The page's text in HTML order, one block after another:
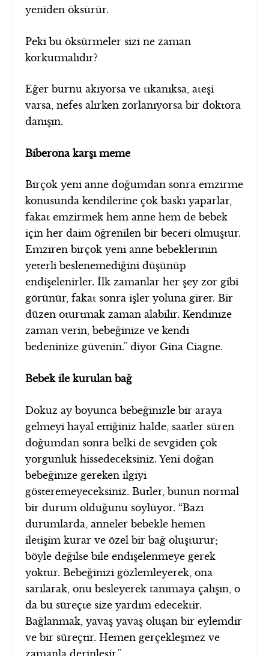
yeniden öksürür.
Peki bu öksürmeler sizi ne zaman
korkutmalıdır?
Eğer burnu akıyorsa ve tıkanıksa, ateşi
varsa, nefes alırken zorlanıyorsa bir doktora
danışın.
Biberona karşı meme
Birçok yeni anne doğumdan sonra emzirme
konusunda kendilerine çok baskı yaparlar,
fakat emzirmek hem anne hem de bebek
için her daim öğrenilen bir beceri olmuştur.
Emziren birçok yeni anne bebeklerinin
yeterli beslenemediğini düşünüp
endişelenirler. İlk zamanlar her şey zor gibi
görünür, fakat sonra işler yoluna girer. Bir
düzen oturtmak zaman alabilir. Kendinize
zaman verin, bebeğinize ve kendi
bedeninize güvenin.” diyor Gina Ciagne.
Bebek ile kurulan bağ
Dokuz ay boyunca bebeğinizle bir araya
gelmeyi hayal ettiğiniz halde, saatler süren
doğumdan sonra belki de sevgiden çok
yorgunluk hissedeceksiniz. Yeni doğan
bebeğinize gereken ilgiyi
gösteremeyeceksiniz. Butler, bunun normal
bir durum olduğunu söylüyor. “Bazı
durumlarda, anneler bebekle hemen
iletişim kurar ve özel bir bağ oluşturur;
böyle değilse bile endişelenmeye gerek
yoktur. Bebeğinizi gözlemleyerek, ona
sarılarak, onu besleyerek tanımaya çalışın, o
da bu süreçte size yardım edecektir.
Bağlanmak, yavaş yavaş oluşan bir eylemdir
ve bir süreçtir. Hemen gerçekleşmez ve
zamanla derinleşir.”